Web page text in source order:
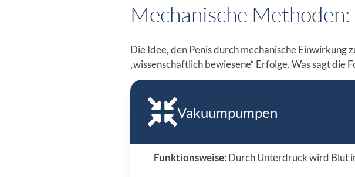
Mechanische
Die Idee, den Penis durch mechanische
„wissenschaftlich bewiesene“ Erfolge. Was sagt die
Vakuumpumpen
Funktionsweise: Durch Unterdruck wird Blut